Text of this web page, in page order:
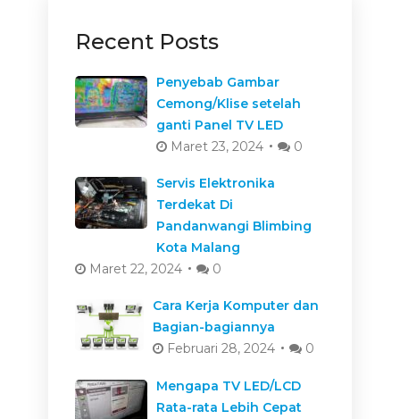
Recent Posts
Penyebab Gambar
Cemong/Klise setelah
ganti Panel TV LED
Maret 23, 2024
0
Servis Elektronika
Terdekat Di
Pandanwangi Blimbing
Kota Malang
Maret 22, 2024
0
Cara Kerja Komputer dan
Bagian-bagiannya
Februari 28, 2024
0
Mengapa TV LED/LCD
Rata-rata Lebih Cepat